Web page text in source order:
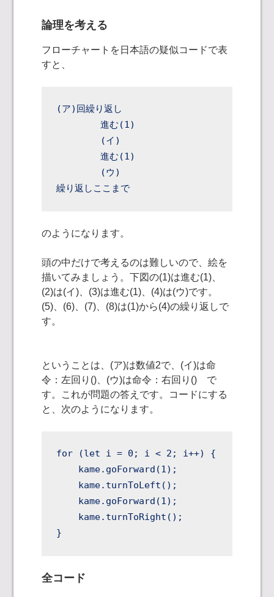
論理を考える
フローチャートを日本語の疑似コードで表
すと、
(ア)回繰り返し
	進む(1)
	進む(1)
繰り返しここまで
のようになります。
頭の中だけで考えるのは難しいので、絵を
描いてみましょう。下図の(1)は進む(1)、
(2)は(イ)、(3)は進む(1)、(4)は(ウ)です。
(5)、(6)、(7)、(8)は(1)から(4)の繰り返しで
す。
ということは、(ア)は数値2で、(イ)は命
令：左回り()、(ウ)は命令：右回り() で
す。これが問題の答えです。コードにする
と、次のようになります。
for (let i = 0; i < 2; i++) {
    kame.goForward(1);
    kame.turnToLeft();
    kame.goForward(1);
    kame.turnToRight();
}
全コード